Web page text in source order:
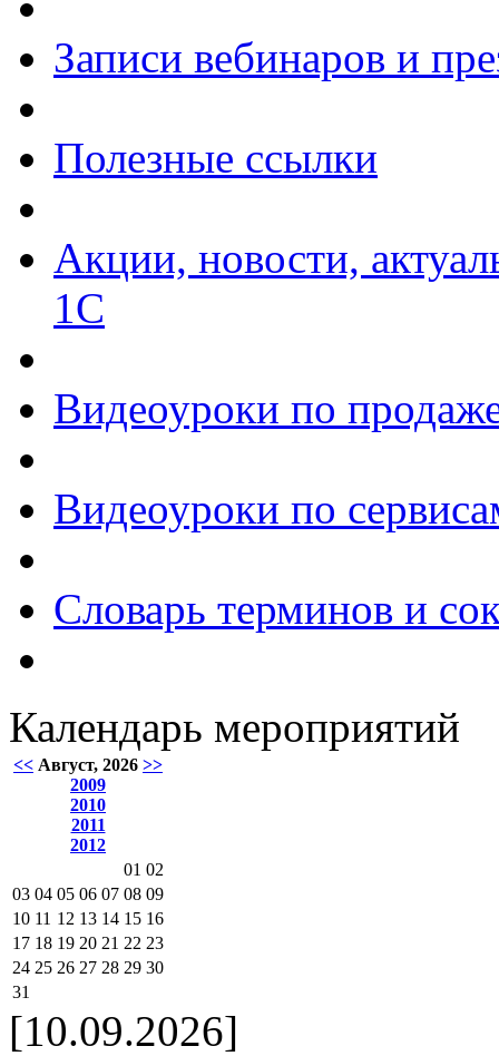
Записи вебинаров и
Полезные ссылки
Акции, новости,
1С
Видеоуроки по
Видеоуроки по
Словарь терминов и
Календарь мероприятий
<< Август, 2026 >>
2009
2010
2011
2012
01 02
03 04 05 06 07 08 09
10 11 12 13 14 15 16
17 18 19 20 21 22 23
24 25 26 27 28 29 30
31
[10.09.2026]